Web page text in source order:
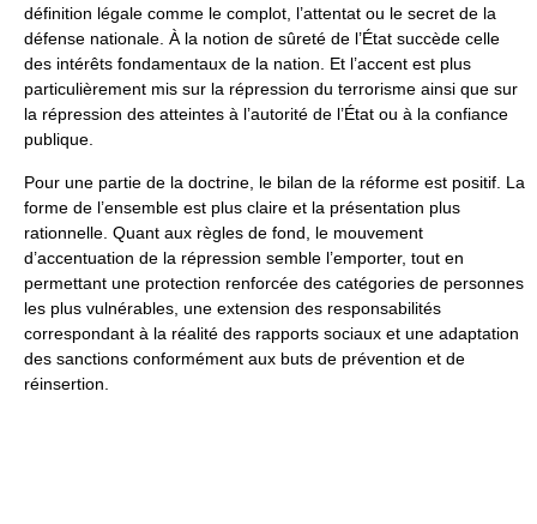
définition légale comme le complot, l’attentat ou le secret de la
défense nationale. À la notion de sûreté de l’État succède celle
des intérêts fondamentaux de la nation. Et l’accent est plus
particulièrement mis sur la répression du terrorisme ainsi que sur
la répression des atteintes à l’autorité de l’État ou à la confiance
publique.
Pour une partie de la doctrine, le bilan de la réforme est positif. La
forme de l’ensemble est plus claire et la présentation plus
rationnelle. Quant aux règles de fond, le mouvement
d’accentuation de la répression semble l’emporter, tout en
permettant une protection renforcée des catégories de personnes
les plus vulnérables, une extension des responsabilités
correspondant à la réalité des rapports sociaux et une adaptation
des sanctions conformément aux buts de prévention et de
réinsertion.